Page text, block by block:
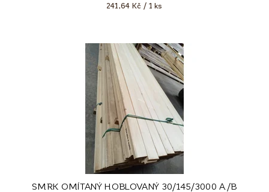
241,64 Kč / 1 ks
SMRK OMÍTANÝ HOBLOVANÝ 30/145/3000 A/B